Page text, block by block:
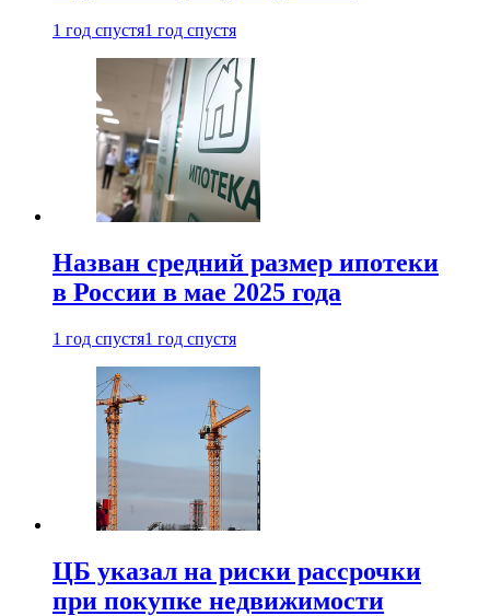
1 год спустя1 год спустя
Назван средний размер ипотеки
в России в мае 2025 года
1 год спустя1 год спустя
ЦБ указал на риски рассрочки
при покупке недвижимости